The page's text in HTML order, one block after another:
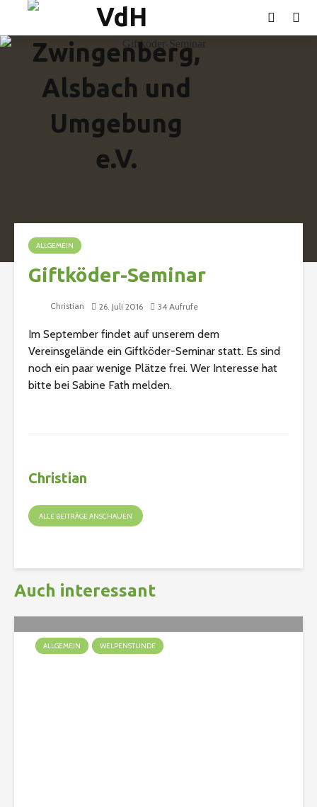
ALLGEMEIN
Giftköder-Seminar
Christian 26. Juli 2016 34 Aufrufe
Im September findet auf unserem dem
Vereinsgelände ein Giftköder-Seminar statt. Es sind
noch ein paar wenige Plätze frei. Wer Interesse hat
bitte bei Sabine Fath melden.
Christian
ALLE BEITRÄGE ANSCHAUEN
Auch interessant
ALLGEMEIN WELPENSTUNDE